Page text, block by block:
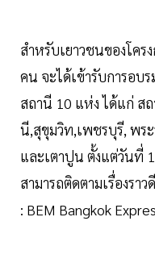
สำหรับเยาวชนของโคร
คน จะได้เข้ารับการอ
สถานี 10 แห่ง ได้แก่ ส
นี,สุขุมวิท,เพชรบุรี, พร
และเตาปูน ตั้งแต่วันที่
สามารถติดตามเรื่องรา
: BEM Bangkok